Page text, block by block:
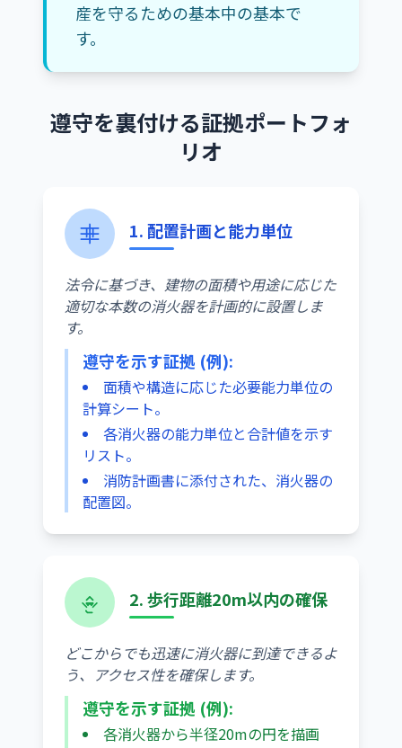
産を守るための基本中の基本で
す。
遵守を裏付ける証拠ポートフォ
リオ
1. 配置計画と能力単位
法令に基づき、建物の面積や用途に応じた
適切な本数の消火器を計画的に設置しま
す。
遵守を示す証拠 (例):
面積や構造に応じた必要能力単位の
計算シート。
各消火器の能力単位と合計値を示す
リスト。
消防計画書に添付された、消火器の
配置図。
2. 歩行距離20m以内の確保
どこからでも迅速に消火器に到達できるよ
う、アクセス性を確保します。
遵守を示す証拠 (例):
各消火器から半径20mの円を描画